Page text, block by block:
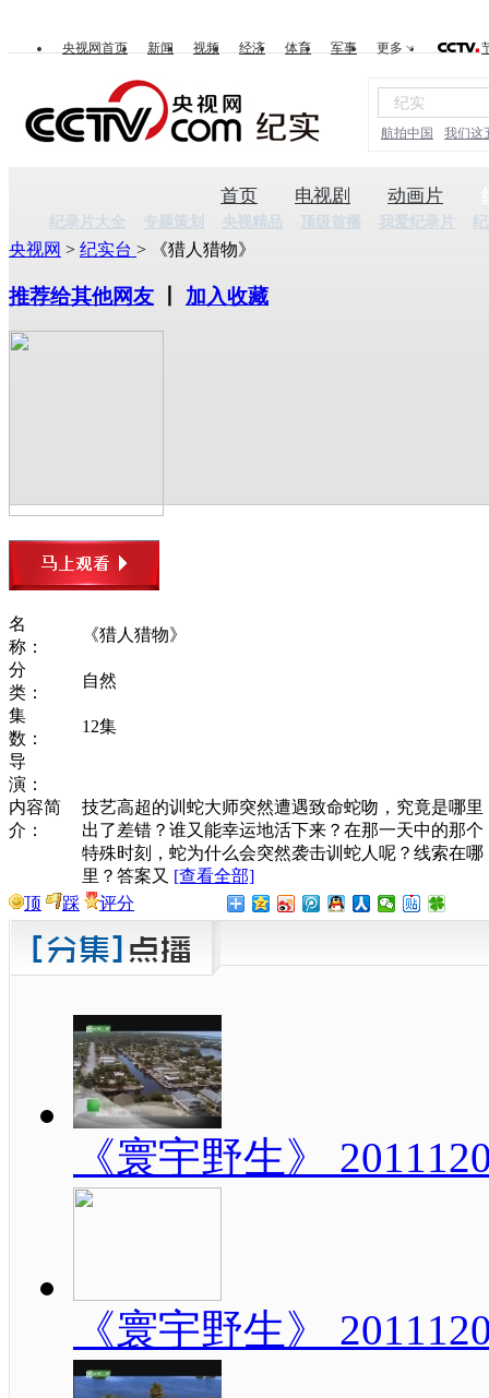
央视网首页 新闻 视频 经济 体育 军事 更多
航拍中国 我们这
首页 电视剧 动画片
纪录片大全 专题策划 央视精品 顶级首播 我爱纪录片
央视网 > 纪实台 > 《猎人猎物》
推荐给其他网友 加入收藏
名
称：
《猎人猎物》
分
类：
自然
集
数：
12集
导
演：
内容简
介：
技艺高超的训蛇大师突然遭遇致命蛇吻，究竟是哪里
出了差错？谁又能幸运地活下来？在那一天中的那个
特殊时刻，蛇为什么会突然袭击训蛇人呢？线索在哪
里？答案又 [查看全部]
顶
踩 评分
《寰宇野生》
《寰宇野生》